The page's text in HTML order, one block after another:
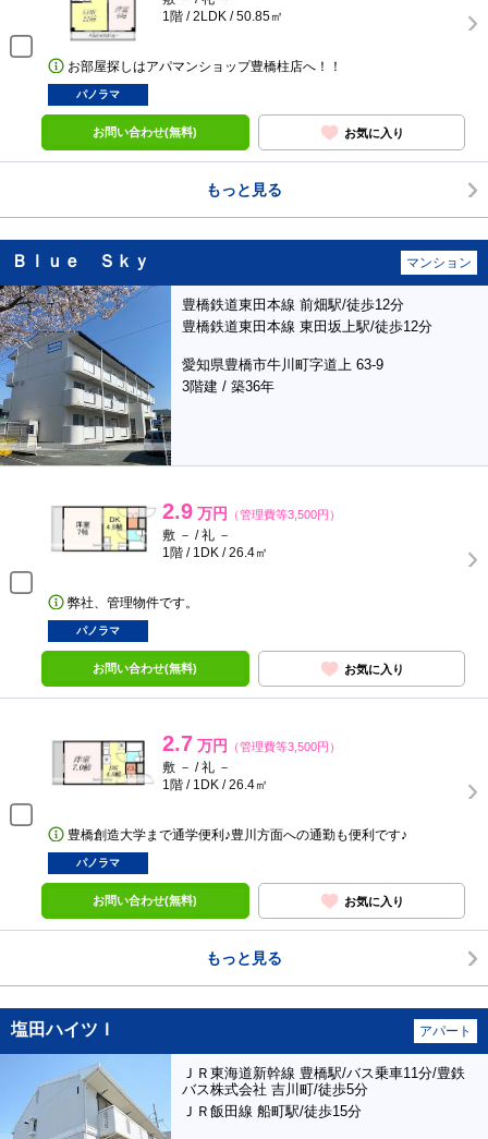
1階 / 2LDK / 50.85㎡
お部屋探しはアパマンショップ豊橋柱店へ！！
パノラマ
お問い合わせ(無料) お気に入り
もっと見る
Ｂｌｕｅ Ｓｋｙ マンション
豊橋鉄道東田本線 前畑駅/徒歩12分
豊橋鉄道東田本線 東田坂上駅/徒歩12分
愛知県豊橋市牛川町字道上 63-9
3階建 / 築36年
2.9 万円 （管理費等3,500円）
敷 － / 礼 －
1階 / 1DK / 26.4㎡
弊社、管理物件です。
パノラマ
お問い合わせ(無料) お気に入り
2.7 万円 （管理費等3,500円）
敷 － / 礼 －
1階 / 1DK / 26.4㎡
豊橋創造大学まで通学便利♪豊川方面への通勤も便利です♪
パノラマ
お問い合わせ(無料) お気に入り
もっと見る
塩田ハイツＩ アパート
ＪＲ東海道新幹線 豊橋駅/バス乗車11分/豊鉄
バス株式会社 吉川町/徒歩5分
ＪＲ飯田線 船町駅/徒歩15分